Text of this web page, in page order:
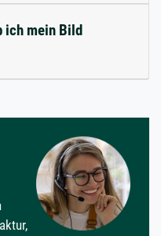
ich mein Bild